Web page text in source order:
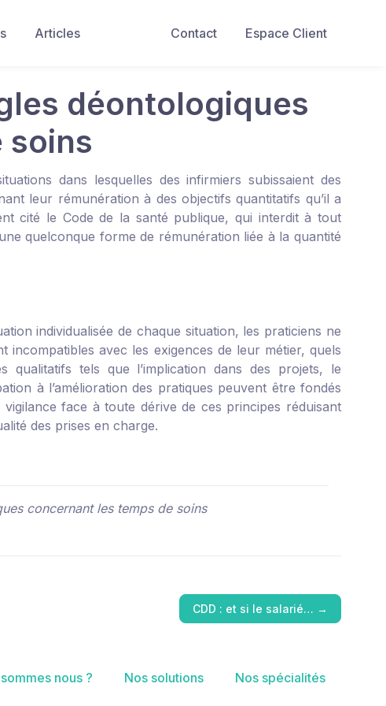
Contact
Espace Client
Articles
déontologiques
soins
dans lesquelles des infirmiers subissaient des
leur rémunération à des objectifs quantitatifs qu’il a
cité le Code de la santé publique, qui interdit à tout
quelconque forme de rémunération liée à la quantité
individualisée de chaque situation, les praticiens ne
avec les exigences de leur métier, quels
tels que l’implication dans des projets, le
à l’amélioration des pratiques peuvent être fondés
face à toute dérive de ces principes réduisant
des prises en charge.
concernant les temps de soins
CDD : et si le salarié… →
nous ? Nos solutions Nos spécialités